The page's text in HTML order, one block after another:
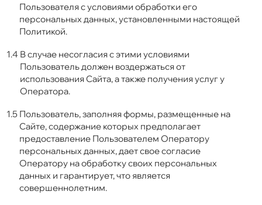
Пользователя с условиями обработки его
персональных данных, установленными настоящей
Политикой.
1.4 В случае несогласия с этими условиями
Пользователь должен воздержаться от
использования Сайта, а также получения услуг у
Оператора.
1.5 Пользователь, заполняя формы, размещенные на
Сайте, содержание которых предполагает
предоставление Пользователем Оператору
персональных данных, дает свое согласие
Оператору на обработку своих персональных
данных и гарантирует, что является
совершеннолетним.